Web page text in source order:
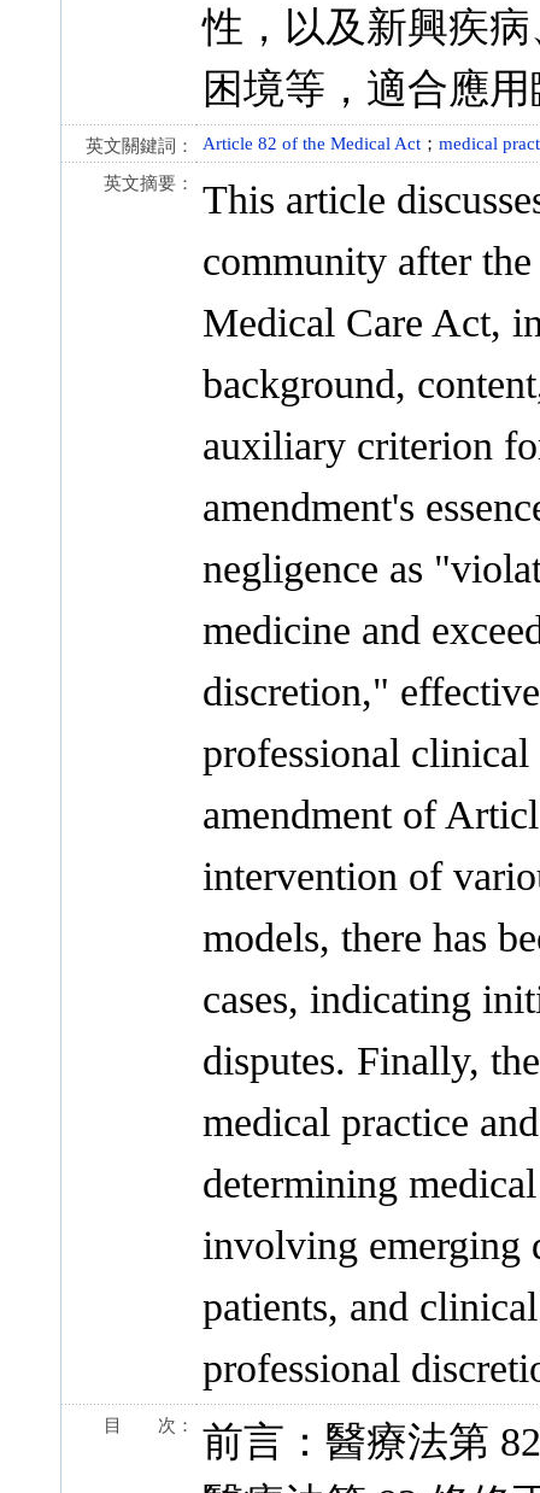
性，以及新興疾
困境等，適合應
英文關鍵詞： Article 82 of the Medical Act ； medical
英文摘要：
This article
community after
Medical Care Act,
background,
auxiliary criterion
amendment's
negligence as
medicine and
discretion,"
professional
amendment of
intervention of
models, there has
cases, indicating
disputes. Finally,
medical practice
determining
involving emerging
patients, and
professional
目 次：
前言：醫療法第